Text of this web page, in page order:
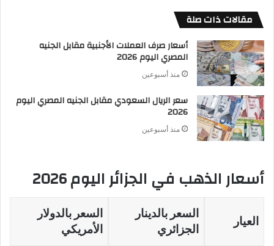
مقالات ذات صلة
أسعار صرف العملات الأجنبية مقابل الجنيه
المصري اليوم 2026
منذ أسبوعين
سعر الريال السعودي مقابل الجنيه المصري اليوم
2026
منذ أسبوعين
أسعار الذهب في الجزائر اليوم 2026
العيار
السعر بالدينار
الجزائري
السعر بالدولار
الأمريكي